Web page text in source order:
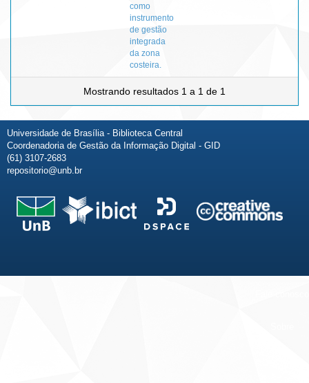
como
instrumento
de gestão
integrada
da zona
costeira.
Mostrando resultados 1 a 1 de 1
Universidade de Brasília - Biblioteca Central
Coordenadoria de Gestão da Informação Digital - GID
(61) 3107-2683
repositorio@unb.br